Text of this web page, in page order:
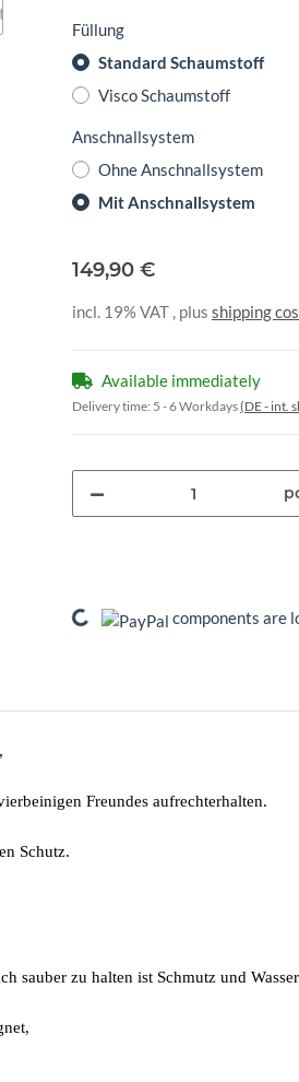
Füllung
Standard Schaumstoff
Visco Schaumstoff
Anschnallsystem
Ohne Anschnallsystem
Mit Anschnallsystem
149,90 €
incl. 19% VAT , plus shipping
Available immediately
Delivery time: 5 - 6 Workdays(DE - int.
Loading... components are
Freundes aufrechterhalten.
Schutz.
sauber zu halten ist Schmutz und